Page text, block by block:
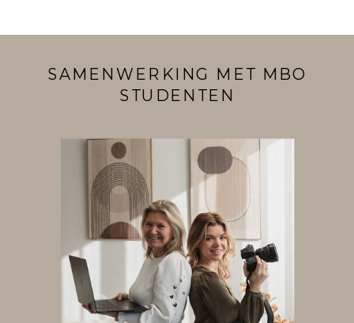
SAMENWERKING MET MBO
STUDENTEN